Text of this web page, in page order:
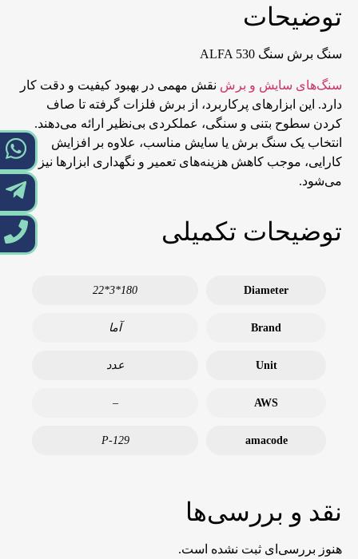
توضیحات
سنگ برش سنگ ALFA 530
سنگ‌های سایش و برش نقش مهمی در بهبود کیفیت و دقت کار
دارد. این ابزارهای پرکاربرد، از برش فلزات گرفته تا صاف
کردن سطوح بتنی و سنگی، عملکردی بی‌نظیر ارائه می‌دهند.
انتخاب یک سنگ برش یا سایش مناسب، علاوه بر افزایش
کارایی، موجب کاهش هزینه‌های تعمیر و نگهداری ابزارها نیز
می‌شود.
توضیحات تکمیلی
Diameter
180*3*22
Brand آما
Unit عدد
AWS
–
amacode
P-129
نقد و بررسی‌ها
هنوز بررسی‌ای ثبت نشده است.